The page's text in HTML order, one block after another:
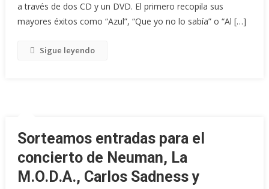
a través de dos CD y un DVD. El primero recopila sus
mayores éxitos como “Azul”, “Que yo no lo sabía” o “Al […]
Sigue leyendo
Sorteamos entradas para el
concierto de Neuman, La
M.O.D.A., Carlos Sadness y